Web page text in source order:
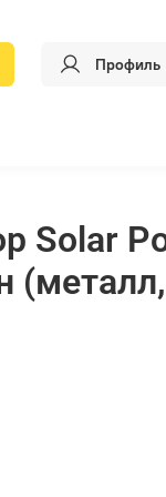
Профиль
Solar